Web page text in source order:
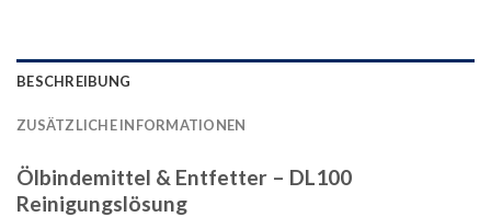
BESCHREIBUNG
ZUSÄTZLICHE INFORMATIONEN
Ölbindemittel & Entfetter – DL100
Reinigungslösung